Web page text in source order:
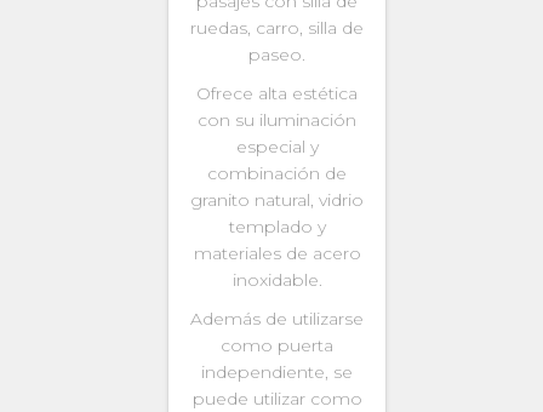
ruedas, carro, silla de
paseo.
Ofrece alta estética
con su iluminación
especial y
combinación de
granito natural, vidrio
templado y
materiales de acero
inoxidable.
Además de utilizarse
como puerta
independiente, se
puede utilizar como